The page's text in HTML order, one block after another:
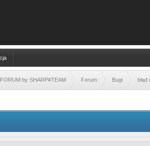
by SHARP#TEAM Forum Bugi błąd